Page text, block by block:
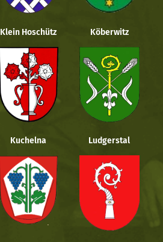
Klein Hoschütz Köberwitz
Kuchelna Ludgerstal